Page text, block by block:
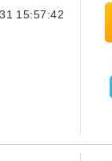
15:57:42